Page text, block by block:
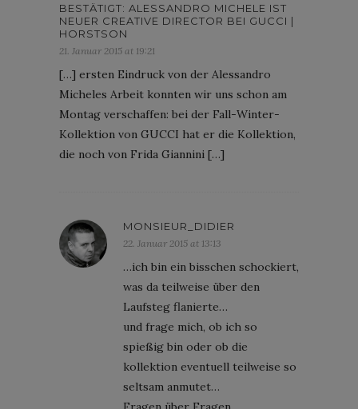
BESTÄTIGT: ALESSANDRO MICHELE IST
NEUER CREATIVE DIRECTOR BEI GUCCI |
HORSTSON
21. Januar 2015 at 19:21
[…] ersten Eindruck von der Alessandro
Micheles Arbeit konnten wir uns schon am
Montag verschaffen: bei der Fall-Winter-
Kollektion von GUCCI hat er die Kollektion,
die noch von Frida Giannini […]
MONSIEUR_DIDIER
22. Januar 2015 at 13:13
…ich bin ein bisschen schockiert,
was da teilweise über den
Laufsteg flanierte…
und frage mich, ob ich so
spießig bin oder ob die
kollektion eventuell teilweise so
seltsam anmutet…